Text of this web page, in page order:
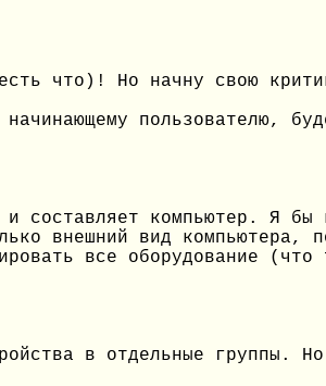
что)! Но начну свою
пользователю,
составляет компьютер. Я бы
внешний вид компьютера,
все оборудование
в отдельные группы.